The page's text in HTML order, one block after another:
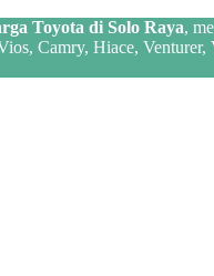
Toyota di Solo Raya,
Camry, Hiace,